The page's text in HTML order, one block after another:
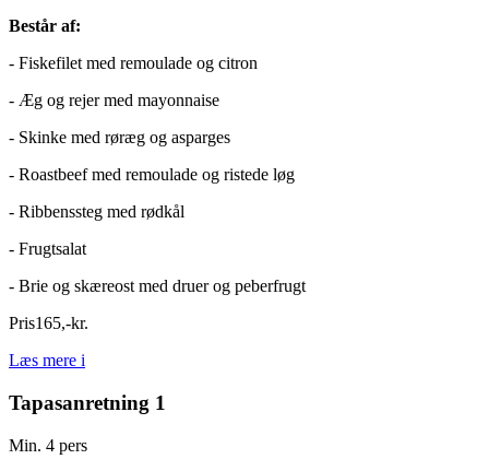
Består af:
- Fiskefilet med remoulade og citron
- Æg og rejer med mayonnaise
- Skinke med røræg og asparges
- Roastbeef med remoulade og ristede løg
- Ribbenssteg med rødkål
- Frugtsalat
- Brie og skæreost med druer og peberfrugt
Pris165,-kr.
Læs mere i
Tapasanretning 1
Min. 4 pers